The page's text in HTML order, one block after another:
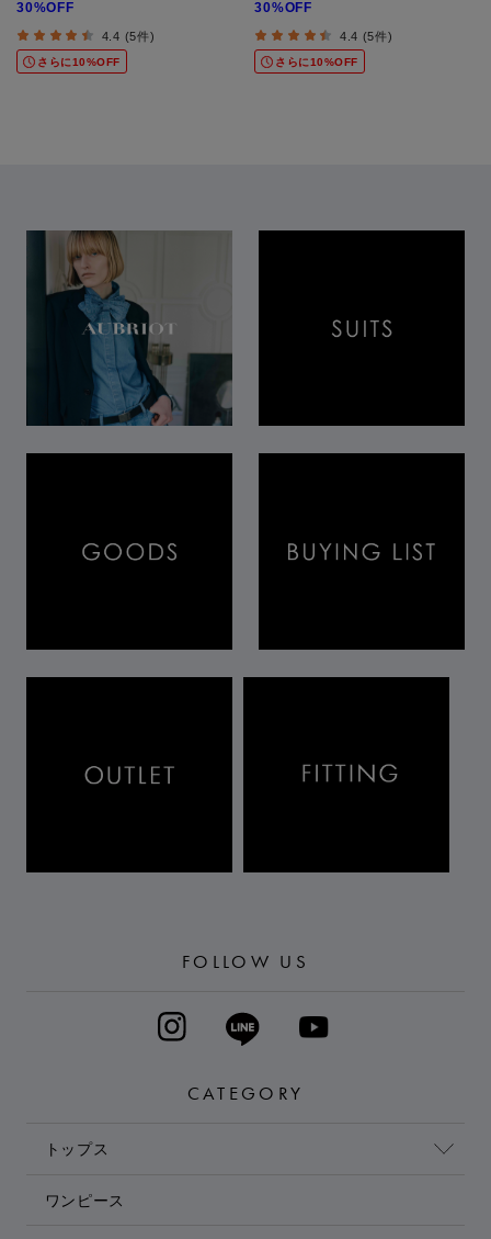
30%OFF
4.4 (5件)
さらに10%OFF
30%OFF
4.4 (5件)
さらに10%OFF
FOLLOW US
CATEGORY
トップス
ワンピース